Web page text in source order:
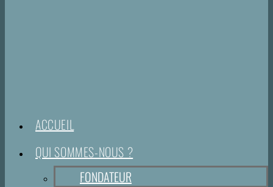
ACCUEIL
QUI SOMMES-NOUS ?
FONDATEUR